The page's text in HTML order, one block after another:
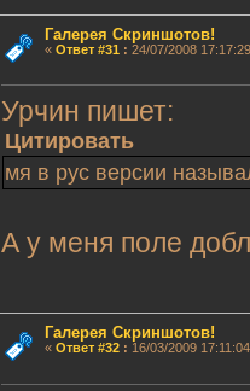
Галерея Скриншотов!
« Ответ #31 : 24/07/2008
Урчин пишет:
Цитировать
мя в рус версии
А у меня поле
Галерея Скриншотов!
« Ответ #32: 16/03/2009